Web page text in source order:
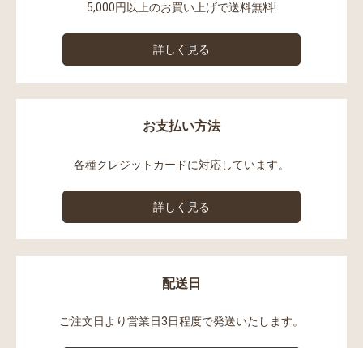
5,000円以上のお買い上げで送料無料!
詳しく見る
お支払い方法
各種クレジットカードに対応しています。
詳しく見る
配送日
ご注文日より営業日3日程度で発送いたします。